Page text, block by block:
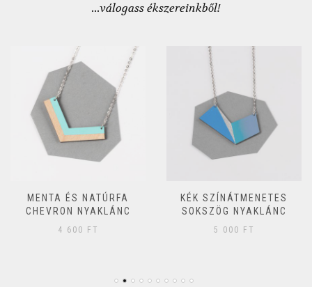
...válogass ékszereinkből!
MENTA ÉS NATÚRFA
CHEVRON NYAKLÁNC
4 600 FT
KÉK SZÍNÁTMENETES
SOKSZÖG NYAKLÁNC
5 000 FT